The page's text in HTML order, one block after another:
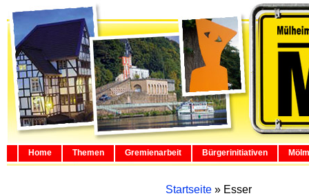
Home Themen Gremienarbeit Bürgerinitiativen
Startseite » Esser